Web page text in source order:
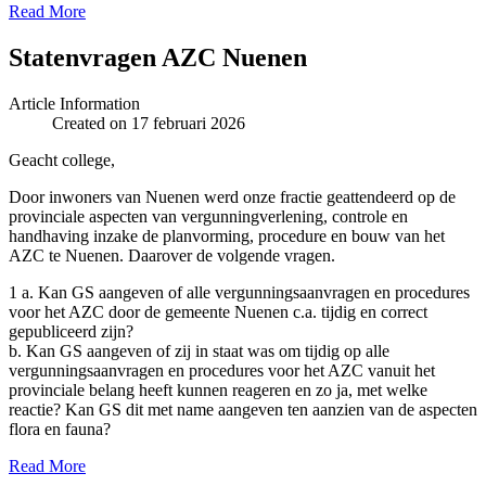
Read More
Statenvragen AZC Nuenen
Article Information
Created on 17 februari 2026
Geacht college,
Door inwoners van Nuenen werd onze fractie geattendeerd op de
provinciale aspecten van vergunningverlening, controle en
handhaving inzake de planvorming, procedure en bouw van het
AZC te Nuenen. Daarover de volgende vragen.
1 a. Kan GS aangeven of alle vergunningsaanvragen en procedures
voor het AZC door de gemeente Nuenen c.a. tijdig en correct
gepubliceerd zijn?
b. Kan GS aangeven of zij in staat was om tijdig op alle
vergunningsaanvragen en procedures voor het AZC vanuit het
provinciale belang heeft kunnen reageren en zo ja, met welke
reactie? Kan GS dit met name aangeven ten aanzien van de aspecten
flora en fauna?
Read More